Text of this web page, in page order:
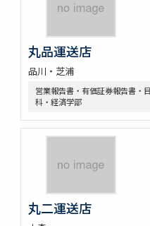
丸品運送店
品川・芝浦
営業報告書・有価証券報告書・
科・経済学部
丸二運送店